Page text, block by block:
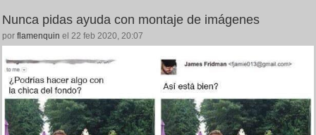
Nunca pidas ayuda con montaje de imágenes
por flamenquin el 22 feb 2020, 20:07